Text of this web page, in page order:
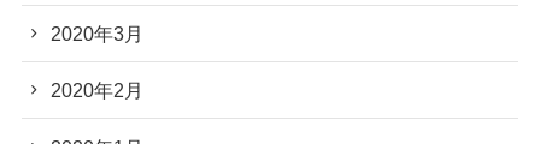
2020年3月
2020年2月